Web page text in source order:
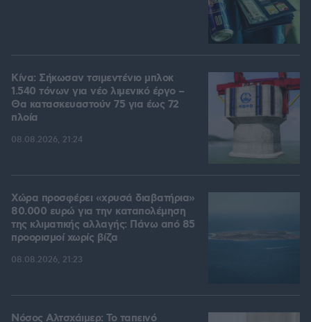
Κίνα: Σήκωσαν τσιμεντένιο μπλοκ
1.540 τόνων για νέο λιμενικό έργο –
Θα κατασκευαστούν 75 για έως 72
πλοία
08.08.2026, 21:24
Χώρα προσφέρει «χρυσά διαβατήρια»
80.000 ευρώ για την καταπολέμηση
της κλιματικής αλλαγής: Πάνω από 85
προορισμοί χωρίς βίζα
08.08.2026, 21:23
Νόσος Αλτσχάιμερ: Το ταπεινό